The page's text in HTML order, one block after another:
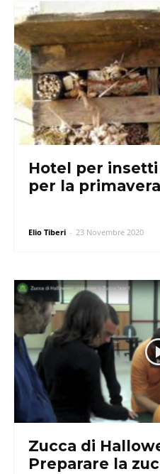
Hotel per
per la primavera
Elio Tiberi - 23 Novembre 2020
Zucca di
Preparare la